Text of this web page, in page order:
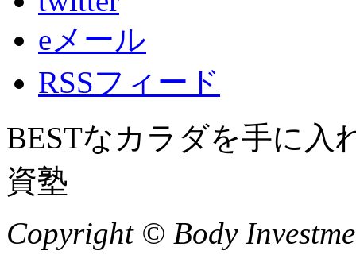
eメール
RSSフィード
BESTなカラダを手に入
資塾
Copyright © Body